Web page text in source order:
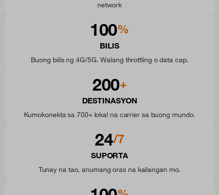
network
100%
BILIS
Buong bilis ng 4G/5G. Walang throttling o data cap.
200+
DESTINASYON
Kumokonekta sa 700+ lokal na carrier sa buong mundo.
24/7
SUPORTA
Tunay na tao, anumang oras na kailangan mo.